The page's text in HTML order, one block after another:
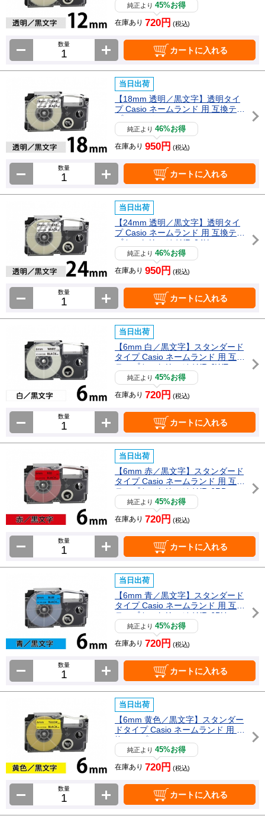
純正より45%お得
在庫あり 720円 (税込)
数量
カートに入れる
当日出荷
【18mm 透明／黒文字】透明タイ
プ Casio ネームランド 用 互換テー
プカートリッジ / XR-18X
純正より46%お得
在庫あり 950円 (税込)
数量
カートに入れる
当日出荷
【24mm 透明／黒文字】透明タイ
プ Casio ネームランド 用 互換テー
プカートリッジ / XR-24X
純正より46%お得
在庫あり 950円 (税込)
数量
カートに入れる
当日出荷
【6mm 白／黒文字】スタンダード
タイプ Casio ネームランド 用 互換
テープカートリッジ / XR-6WE
純正より45%お得
在庫あり 720円 (税込)
数量
カートに入れる
当日出荷
【6mm 赤／黒文字】スタンダード
タイプ Casio ネームランド 用 互換
テープカートリッジ / XR-6RD
純正より45%お得
在庫あり 720円 (税込)
数量
カートに入れる
当日出荷
【6mm 青／黒文字】スタンダード
タイプ Casio ネームランド 用 互換
テープカートリッジ / XR-6BU
純正より45%お得
在庫あり 720円 (税込)
数量
カートに入れる
当日出荷
【6mm 黄色／黒文字】スタンダー
ドタイプ Casio ネームランド 用 互
換テープカートリッジ / XR-6YW
純正より45%お得
在庫あり 720円 (税込)
数量
カートに入れる